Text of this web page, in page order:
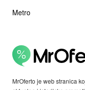
MrOferto je web stranica
Metro